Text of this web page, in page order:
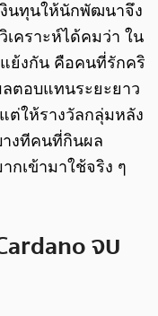
งินทุนให้นักพัฒนาจึง
วิเคราะห์ได้คมว่า ใน
แย้งกัน คือคนที่รักคริ
ลตอบแทนระยะยาว
ต่ให้รางวัลกลุ่มหลัง
างทีคนที่กินผล
เข้ามาใช้จริง ๆ
จบ